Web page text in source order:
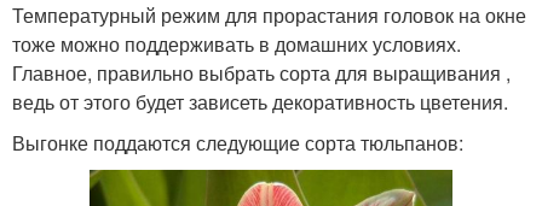
Температурный режим для прорастания головок на окне
тоже можно поддерживать в домашних условиях.
Главное, правильно выбрать сорта для выращивания ,
ведь от этого будет зависеть декоративность цветения.
Выгонке поддаются следующие сорта тюльпанов: